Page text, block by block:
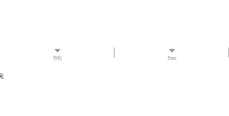
市松 Press